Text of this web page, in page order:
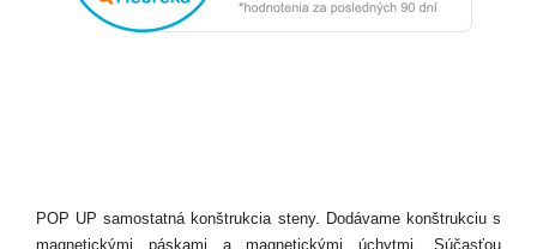
POP UP samostatná konštrukcia steny. Dodávame konštrukciu s
magnetickými páskami a magnetickými úchytmi. Súčasťou